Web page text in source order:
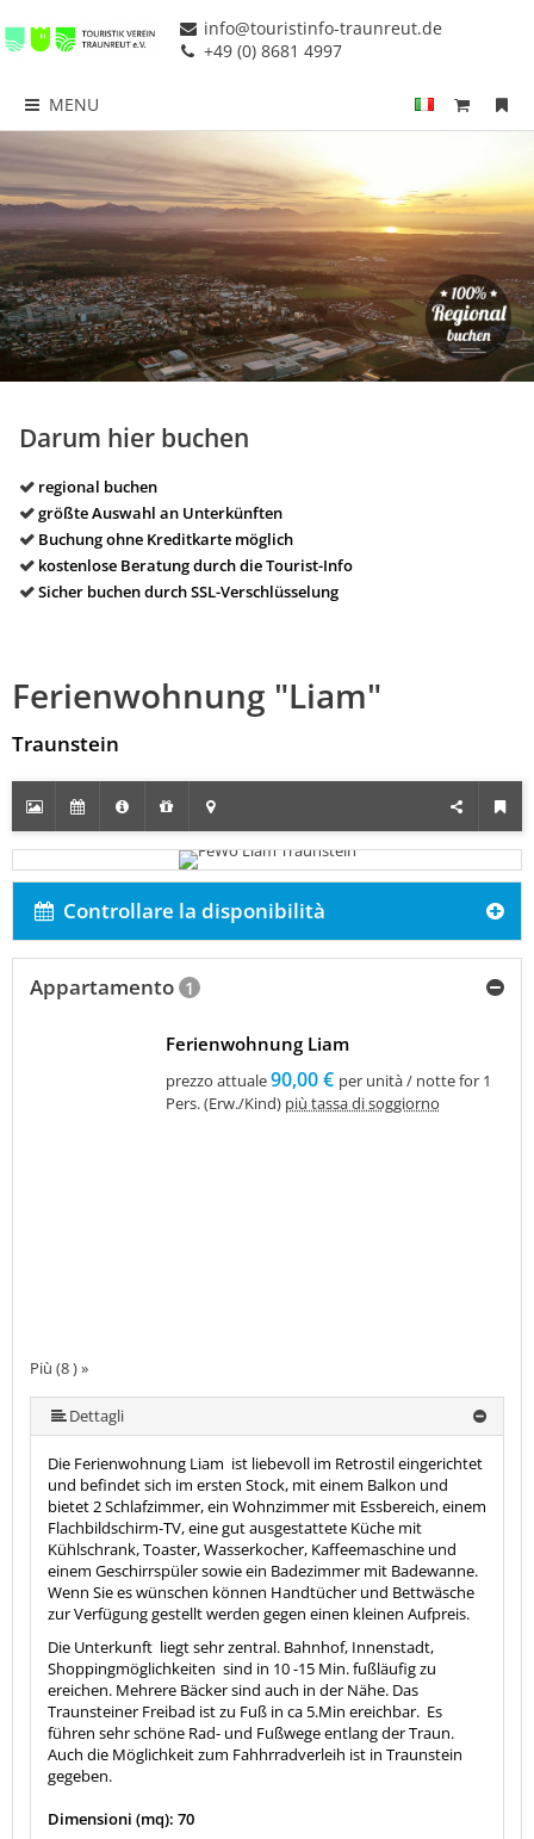
info@touristinfo-traunreut.de
+49 (0) 8681 4997
MENU
Darum hier buchen
regional buchen
größte Auswahl an Unterkünften
Buchung ohne Kreditkarte möglich
kostenlose Beratung durch die Tourist-Info
Sicher buchen durch SSL-Verschlüsselung
Ferienwohnung "Liam"
Traunstein
Controllare la disponibilità
Appartamento 1
Più (8 ) »
Più (8 ) »
Più (8 ) »
Più (8 ) »
Più (8 ) »
Ferienwohnung Liam
prezzo attuale90,00 € per unità / notte for 1
Pers. (Erw./Kind) più tassa di soggiorno
Dettagli
Die Ferienwohnung Liam ist liebevoll im Retrostil eingerichtet
und befindet sich im ersten Stock, mit einem Balkon und
bietet 2 Schlafzimmer, ein Wohnzimmer mit Essbereich, einem
Flachbildschirm-TV, eine gut ausgestattete Küche mit
Kühlschrank, Toaster, Wasserkocher, Kaffeemaschine und
einem Geschirrspüler sowie ein Badezimmer mit Badewanne.
Wenn Sie es wünschen können Handtücher und Bettwäsche
zur Verfügung gestellt werden gegen einen kleinen Aufpreis.
Die Unterkunft liegt sehr zentral. Bahnhof, Innenstadt,
Shoppingmöglichkeiten sind in 10 -15 Min. fußläufig zu
ereichen. Mehrere Bäcker sind auch in der Nähe. Das
Traunsteiner Freibad ist zu Fuß in ca 5.Min ereichbar. Es
führen sehr schöne Rad- und Fußwege entlang der Traun.
Auch die Möglichkeit zum Fahhrradverleih ist in Traunstein
gegeben.
Dimensioni (mq): 70